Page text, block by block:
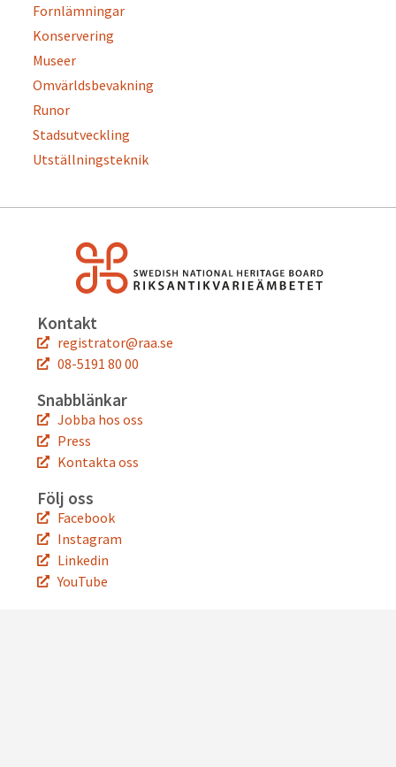
Fornlämningar
Konservering
Museer
Omvärldsbevakning
Runor
Stadsutveckling
Utställningsteknik
Kontakt
registrator@raa.se
08-5191 80 00
Snabblänkar
Jobba hos oss
Press
Kontakta oss
Följ oss
Facebook
Instagram
Linkedin
YouTube